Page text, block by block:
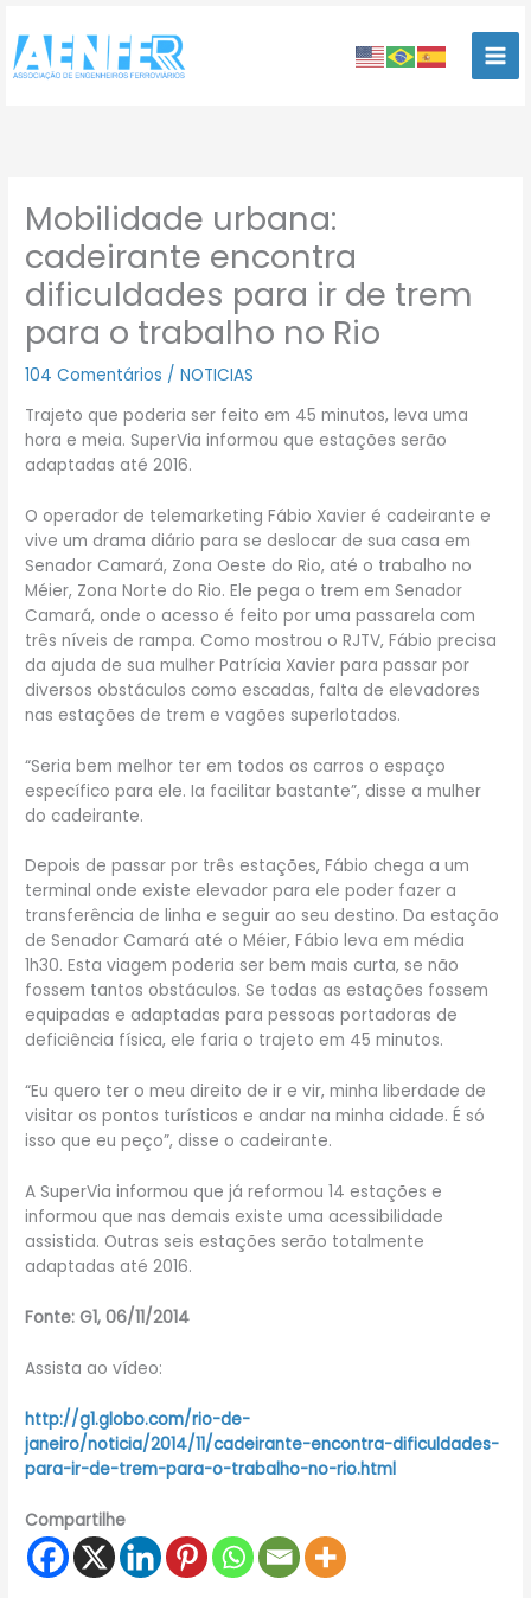
para
conteúdo
Mobilidade urbana:
cadeirante encontra
dificuldades para ir de trem
para o trabalho no Rio
104 Comentários /NOTICIAS
Trajeto que poderia ser feito em 45 minutos, leva uma
hora e meia. SuperVia informou que estações serão
adaptadas até 2016.
O operador de telemarketing Fábio Xavier é cadeirante e
vive um drama diário para se deslocar de sua casa em
Senador Camará, Zona Oeste do Rio, até o trabalho no
Méier, Zona Norte do Rio. Ele pega o trem em Senador
Camará, onde o acesso é feito por uma passarela com
três níveis de rampa. Como mostrou o RJTV, Fábio precisa
da ajuda de sua mulher Patrícia Xavier para passar por
diversos obstáculos como escadas, falta de elevadores
nas estações de trem e vagões superlotados.
“Seria bem melhor ter em todos os carros o espaço
específico para ele. Ia facilitar bastante”, disse a mulher
do cadeirante.
Depois de passar por três estações, Fábio chega a um
terminal onde existe elevador para ele poder fazer a
transferência de linha e seguir ao seu destino. Da estação
de Senador Camará até o Méier, Fábio leva em média
1h30. Esta viagem poderia ser bem mais curta, se não
fossem tantos obstáculos. Se todas as estações fossem
equipadas e adaptadas para pessoas portadoras de
deficiência física, ele faria o trajeto em 45 minutos.
“Eu quero ter o meu direito de ir e vir, minha liberdade de
visitar os pontos turísticos e andar na minha cidade. É só
isso que eu peço”, disse o cadeirante.
A SuperVia informou que já reformou 14 estações e
informou que nas demais existe uma acessibilidade
assistida. Outras seis estações serão totalmente
adaptadas até 2016.
Fonte: G1, 06/11/2014
Assista ao vídeo:
http://g1.globo.com/rio-de-
janeiro/noticia/2014/11/cadeirante-encontra-dificuldades-
para-ir-de-trem-para-o-trabalho-no-rio.html
Compartilhe